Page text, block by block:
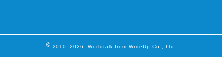
2010–2026 Worldtalk from WriteUp Co., Ltd.